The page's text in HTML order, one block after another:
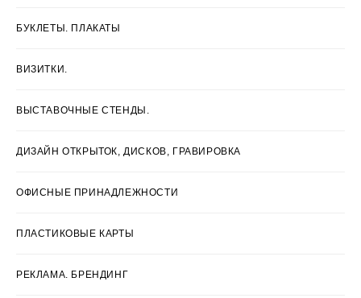
БУКЛЕТЫ. ПЛАКАТЫ
ВИЗИТКИ.
ВЫСТАВОЧНЫЕ СТЕНДЫ.
ДИЗАЙН ОТКРЫТОК, ДИСКОВ, ГРАВИРОВКА
ОФИСНЫЕ ПРИНАДЛЕЖНОСТИ
ПЛАСТИКОВЫЕ КАРТЫ
РЕКЛАМА. БРЕНДИНГ